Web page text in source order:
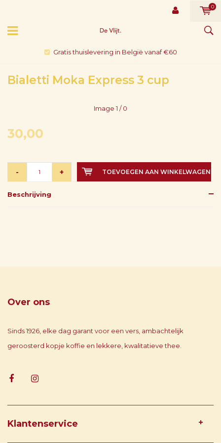
0
Gratis thuislevering in België vanaf €60
Bialetti Moka Express 3 cup
Image1 / 0
30,00
- + TOEVOEGEN AAN WINKELWAGEN
Beschrijving
Over ons
Sinds 1926, elke dag garant voor een vers, ambachtelijk
geroosterd kopje koffie en lekkere, kwalitatieve thee.
Klantenservice